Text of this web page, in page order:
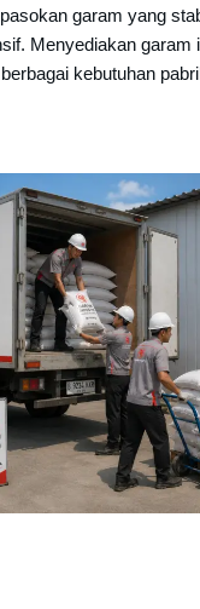
garam yang
Menyediakan garam
kebutuhan